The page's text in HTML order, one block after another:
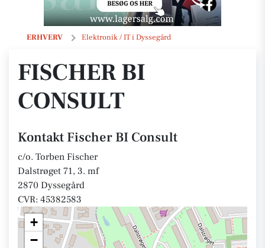
ERHVERV Elektronik / IT i Dyssegård
Fischer BI Consult
FISCHER BI
CONSULT
Kontakt Fischer BI Consult
c/o. Torben Fischer
Dalstrøget 71, 3. mf
2870 Dyssegård
CVR: 45382583
+
−